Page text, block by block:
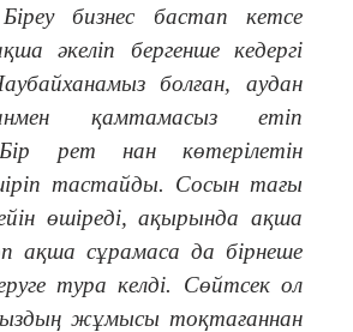
бизнес бастап кетсе
әкеліп бергенше кедергі
болған, аудан
қамтамасыз етіп
рет нан көтерілетін
тастайды. Сосын тағы
өшіреді, ақырында ақша
ақша сұрамаса да бірнеше
тура келді. Сөйтсек ол
жұмысы тоқтағаннан